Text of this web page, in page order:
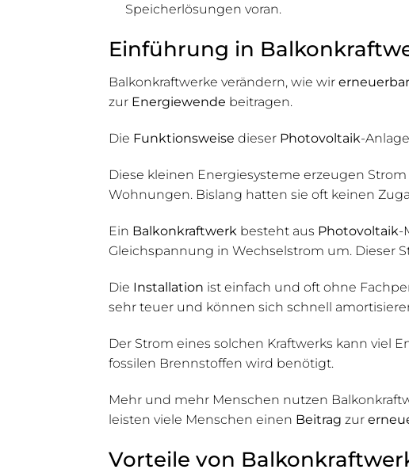
Speicherlösungen voran.
Einführung in
Balkonkraftwerke verändern, wie wir
zur Energiewende beitragen.
Die Funktionsweise dieser Photovoltaik-
Diese kleinen Energiesysteme erzeugen
Wohnungen. Bislang hatten sie oft keinen
Ein Balkonkraftwerk besteht aus Photovoltaik-
Gleichspannung in Wechselstrom um. Dieser
Die Installation ist einfach und oft ohne
sehr teuer und können sich schnell
Der Strom eines solchen Kraftwerks kann viel
fossilen Brennstoffen wird benötigt.
Mehr und mehr Menschen nutzen
leisten viele Menschen einen Beitrag zur
Vorteile von